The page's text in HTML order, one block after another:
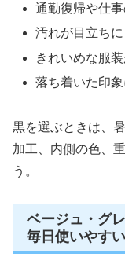
通勤復帰や仕
汚れが目立ち
きれいめな服
落ち着いた印
黒を選ぶときは、
加工、内側の色、
う。
ベージュ・グ
毎日使いやす